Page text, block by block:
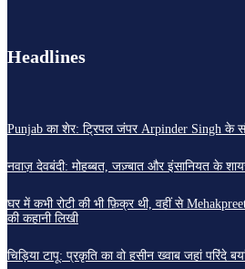
Headlines
Punjab का शेर: ट्रिपल जंपर Arpinder Singh के
नवाज़ देवबंदी: मोहब्बत, जज़्बात और इंसानियत के
घर में कभी रोटी की भी फ़िक्र थी, वहीं से
की कहानी लिखी
चिड़िया टापू: प्रकृति का वो हसीन ख्वाब जहां परिंदे